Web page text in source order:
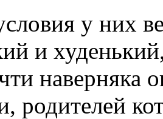
у них
и
наверняка
родителей